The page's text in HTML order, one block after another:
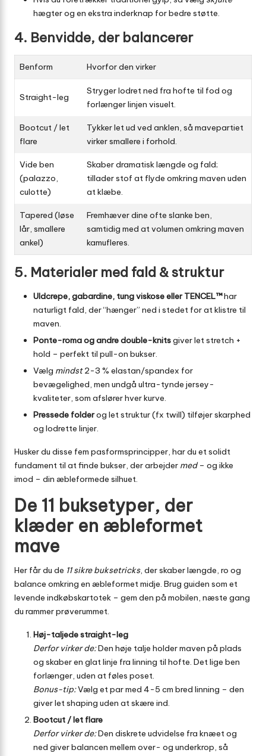
hægter og en ekstra inderknap for bedre støtte.
4. Benvidde, der balancerer
Benform Hvorfor den virker
Straight-leg
Stryger lodret ned fra hofte til fod og
forlænger linjen visuelt.
Bootcut / let
flare
Tykker let ud ved anklen, så mavepartiet
virker smallere i forhold.
Vide ben
(palazzo,
culotte)
Skaber dramatisk længde og fald;
tillader stof at flyde omkring maven uden
at klæbe.
Tapered (løse
lår, smallere
ankel)
Fremhæver dine ofte slanke ben,
samtidig med at volumen omkring maven
kamufleres.
5. Materialer med fald & struktur
Uldcrepe, gabardine, tung viskose eller TENCEL™har
naturligt fald, der “hænger” ned i stedet for at klistre til
maven.
Ponte-roma og andre double-knitsgiver let stretch +
hold – perfekt til pull-on bukser.
Vælg mindst2-3 % elastan/spandex for
bevægelighed, men undgå ultra-tynde jersey-
kvaliteter, som afslører hver kurve.
Pressede folderog let struktur (fx twill) tilføjer skarphed
og lodrette linjer.
Husker du disse fem pasformsprincipper, har du et solidt
fundament til at finde bukser, der arbejder med– og ikke
imod – din æbleformede silhuet.
De 11 buksetyper, der
klæder en æbleformet
mave
Her får du de 11 sikre buksetricks, der skaber længde, ro og
balance omkring en æbleformet midje. Brug guiden som et
levende indkøbskartotek – gem den på mobilen, næste gang
du rammer prøverummet.
Høj-taljede straight-leg
Derfor virker de:Den høje talje holder maven på plads
og skaber en glat linje fra linning til hofte. Det lige ben
forlænger, uden at føles poset.
Bonus-tip:Vælg et par med 4-5 cm bred linning – den
giver let shaping uden at skære ind.
Bootcut / let flare
Derfor virker de:Den diskrete udvidelse fra knæet og
ned giver balancen mellem over- og underkrop, så